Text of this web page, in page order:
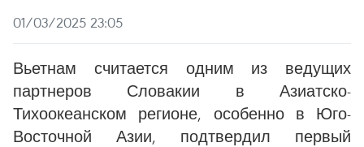
01/03/2025 23:05
Вьетнам считается одним из ведущих
партнеров Словакии в Азиатско-
Тихоокеанском регионе, особенно в Юго-
Восточной Азии, подтвердил первый